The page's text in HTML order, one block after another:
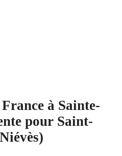
à Sainte-
pour Saint-